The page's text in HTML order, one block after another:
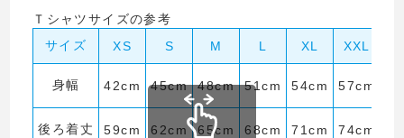
Ｔシャツサイズの参考
サイズ
XS S M L XL XXL
身幅 42cm 45cm 48cm 51cm 54cm 57cm
後ろ着丈 59cm 62cm 65cm 68cm 71cm 74cm